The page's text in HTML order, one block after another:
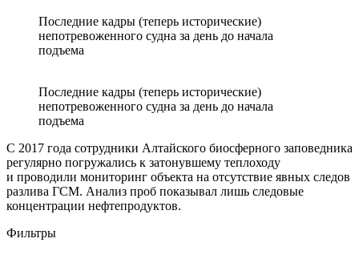
Последние кадры (теперь исторические)
непотревоженного судна за день до начала
подъема
Последние кадры (теперь исторические)
непотревоженного судна за день до начала
подъема
С 2017 года сотрудники Алтайского биосферного заповедника
регулярно погружались к затонувшему теплоходу
и проводили мониторинг объекта на отсутствие явных следов
разлива ГСМ. Анализ проб показывал лишь следовые
концентрации нефтепродуктов.
Фильтры